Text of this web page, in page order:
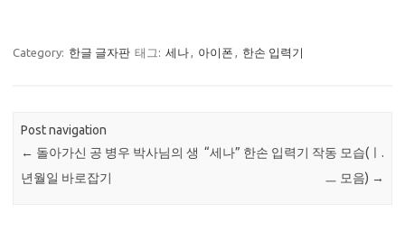
Category: 한글 글자판 태그: 세나, 아이폰 , 한손 입력기
Post navigation
← 돌아가신 공 병우 박사님의 생
년월일 바로잡기
“세나” 한손 입력기 작동 모습(ㅣ.
ㅡ 모음) →